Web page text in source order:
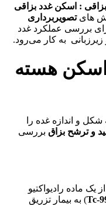
: اسکن غدد بزاقی
تصویربرداری
بررسی عملکرد غدد
به کار می‌رود.
هسته
و اندازه غده را
و ترشح بزاق بررسی
یک ماده رادیواکتیو
Tc-) به بیمار تزریق